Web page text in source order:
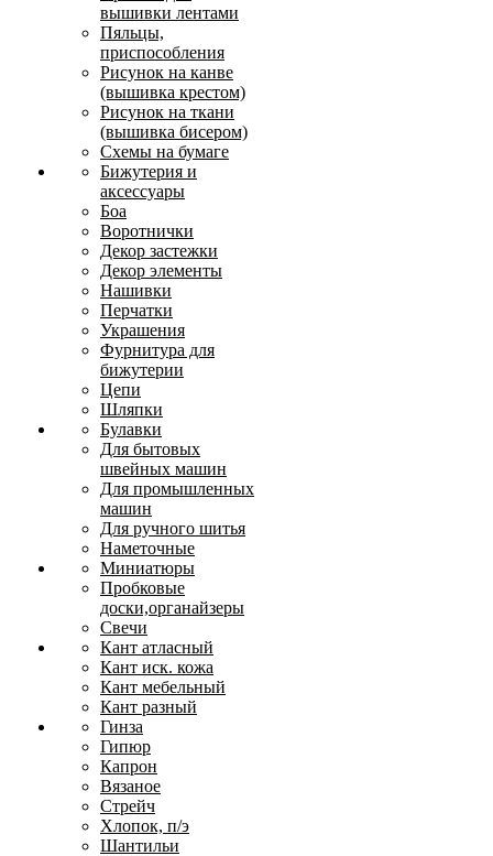
вышивки лентами
Пяльцы,
приспособления
Рисунок на канве
(вышивка крестом)
Рисунок на ткани
(вышивка бисером)
Схемы на бумаге
Бижутерия и
аксессуары
Боа
Воротнички
Декор застежки
Декор элементы
Нашивки
Перчатки
Украшения
Фурнитура для
бижутерии
Цепи
Шляпки
Булавки
Для бытовых
швейных машин
Для промышленных
машин
Для ручного шитья
Наметочные
Миниатюры
Пробковые
доски,органайзеры
Свечи
Кант атласный
Кант иск. кожа
Кант мебельный
Кант разный
Гинза
Гипюр
Капрон
Вязаное
Стрейч
Хлопок, п/э
Шантильи